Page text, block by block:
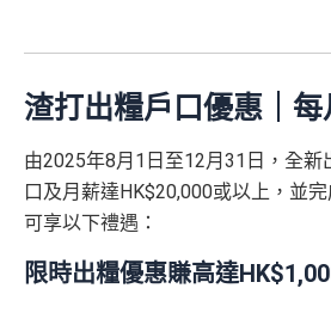
渣打出糧戶口優惠｜每
由2025年8月1日至12月31日，全新
口及月薪達HK$20,000或以上，並
可享以下禮遇：
限時出糧優惠賺高達